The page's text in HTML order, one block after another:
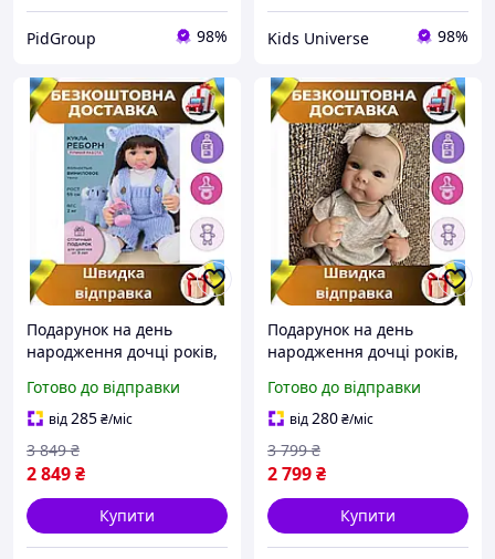
PidGroup 98% Kids Universe 98%
Подарунок на день
народження дочці років,
подарунки доньці
іграшки ляльки справжня
реборн
Готово до відправки
від285₴/міс
2 849₴
3 849 ₴
Купити
Подарунок на день
народження дочці років,
подарунки доньці,
іграшки вінілові ляльки
Готово до відправки
від280₴/міс
2 799₴
3 799 ₴
Купити